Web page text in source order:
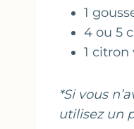
1
4 ou 5
1
*Si vous
utilisez un